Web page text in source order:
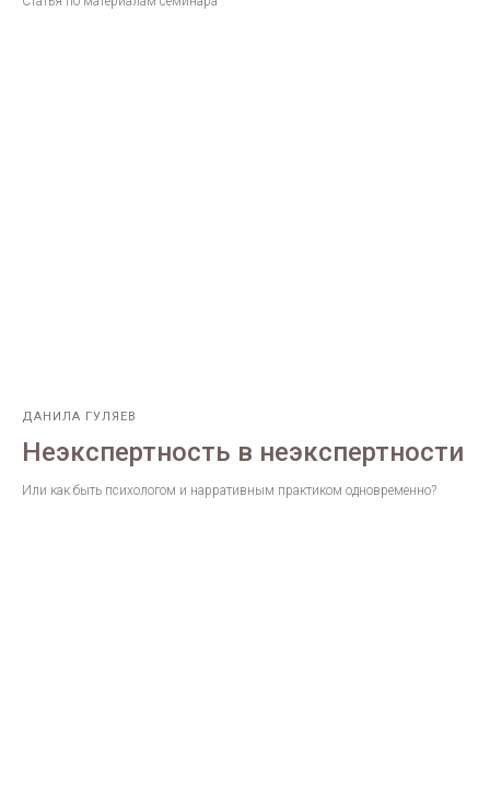
ДАНИЛА ГУЛЯЕВ
Неэкспертность в неэкспертности
Или как быть психологом и нарративным практиком одновременно?